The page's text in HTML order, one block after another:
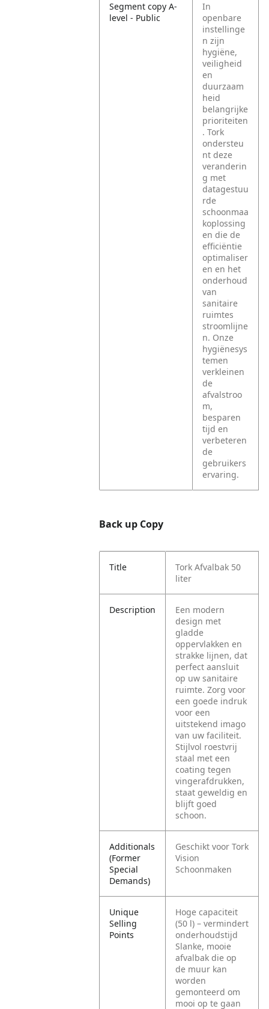
Segment copy A-
level - Public
In
openbare
instellinge
n zijn
hygiëne,
veiligheid
en
duurzaam
heid
belangrijke
prioriteiten
. Tork
ondersteu
nt deze
veranderin
g met
datagestuu
rde
schoonmaa
koplossing
en die de
efficiëntie
optimaliser
en en het
onderhoud
van
sanitaire
ruimtes
stroomlijne
n. Onze
hygiënesys
temen
verkleinen
de
afvalstroo
m,
besparen
tijd en
verbeteren
de
gebruikers
ervaring.
Back up Copy
Title
Tork Afvalbak 50
liter
Description
Een modern
design met
gladde
oppervlakken en
strakke lijnen, dat
perfect aansluit
op uw sanitaire
ruimte. Zorg voor
een goede indruk
voor een
uitstekend imago
van uw faciliteit.
Stijlvol roestvrij
staal met een
coating tegen
vingerafdrukken,
staat geweldig en
blijft goed
schoon.
Additionals
(Former
Special
Demands)
Geschikt voor Tork
Vision
Schoonmaken
Unique
Selling
Points
Hoge capaciteit
(50 l) – vermindert
onderhoudstijd
Slanke, mooie
afvalbak die op
de muur kan
worden
gemonteerd om
mooi op te gaan